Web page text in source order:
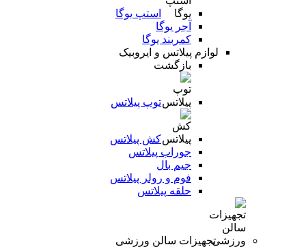
استپ یوگا
آجر یوگا
کمربند یوگا
لوازم پیلاتس و ایروبیک
بازگشت
توپ پیلاتس
کش پیلاتس
جوراب پیلاتس
جیم بال
فوم و رولر پیلاتس
حلقه پیلاتس
تجهیزات سالن ورزشی